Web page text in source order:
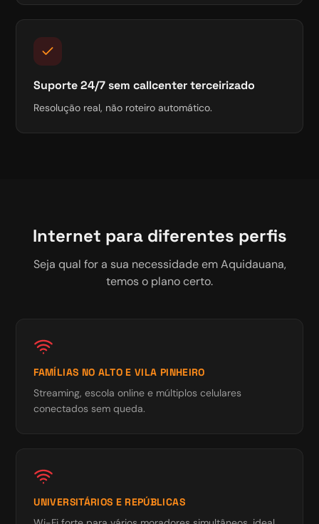
Suporte 24/7 sem callcenter terceirizado
Resolução real, não roteiro automático.
Internet para diferentes perfis
Seja qual for a sua necessidade emAquidauana,
temos o plano certo.
FAMÍLIAS NO ALTO E VILA PINHEIRO
Streaming, escola online e múltiplos celulares
conectados sem queda.
UNIVERSITÁRIOS E REPÚBLICAS